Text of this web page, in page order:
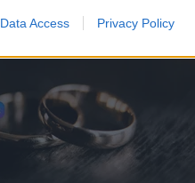
Data Access Privacy Policy